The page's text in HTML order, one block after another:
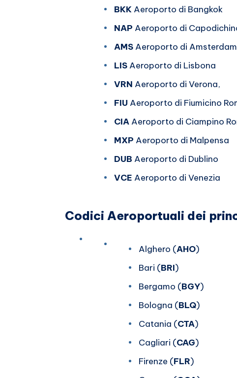
BKK Aeroporto di Bangkok
NAP Aeroporto di
AMS Aeroporto di Amsterdam
LIS Aeroporto di Lisbona
VRN Aeroporto di Verona,
FIU Aeroporto di Fiumicino
CIA Aeroporto di Ciampino
MXP Aeroporto di Malpensa
DUB Aeroporto di Dublino
VCE Aeroporto di Venezia
Codici Aeroportuali dei
Alghero (AHO)
Bari (BRI)
Bergamo (BGY)
Bologna (BLQ)
Catania (CTA)
Cagliari (CAG)
Firenze (FLR)